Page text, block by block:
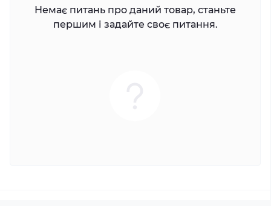
Немає питань про даний товар, станьте
першим і задайте своє питання.